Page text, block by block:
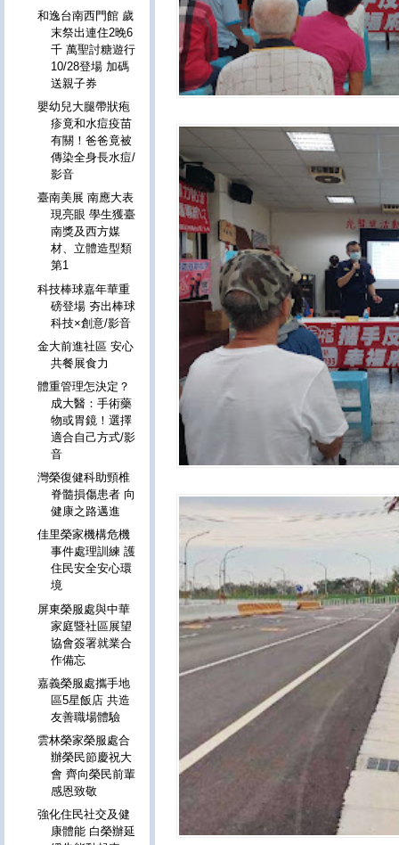
和逸台南西門館 歲
末祭出連住2晚6
千 萬聖討糖遊行
10/28登場 加碼
送親子券
嬰幼兒大腿帶狀疱
疹竟和水痘疫苗
有關！爸爸竟被
傳染全身長水痘/
影音
臺南美展 南應大表
現亮眼 學生獲臺
南獎及西方媒
材、立體造型類
第1
科技棒球嘉年華重
磅登場 夯出棒球
科技×創意/影音
金大前進社區 安心
共餐展食力
體重管理怎決定？
成大醫：手術藥
物或胃鏡！選擇
適合自己方式/影
音
灣榮復健科助頸椎
脊髓損傷患者 向
健康之路邁進
佳里榮家機構危機
事件處理訓練 護
住民安全安心環
境
屏東榮服處與中華
家庭暨社區展望
協會簽署就業合
作備忘
嘉義榮服處攜手地
區5星飯店 共造
友善職場體驗
雲林榮家榮服處合
辦榮民節慶祝大
會 齊向榮民前輩
感恩致敬
強化住民社交及健
康體能 白榮辦延